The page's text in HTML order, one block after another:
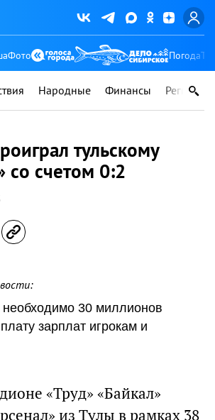
Фото Погода
Народные Финансы Регионы
тульскому
со счетом 0:2
30 миллионов
зарплат игрокам и
«Труд» «Байкал»
из Тулы в рамках 38